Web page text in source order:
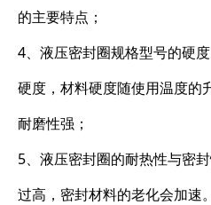
的主要特点；
4、液压密封圈规格型号的硬
硬度，材料硬度随使用温度的
耐磨性强；
5、液压密封圈的耐热性与密
过高，密封材料的老化会加速